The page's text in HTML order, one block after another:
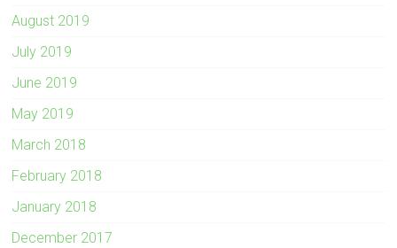
August 2019
July 2019
June 2019
May 2019
March 2018
February 2018
January 2018
December 2017